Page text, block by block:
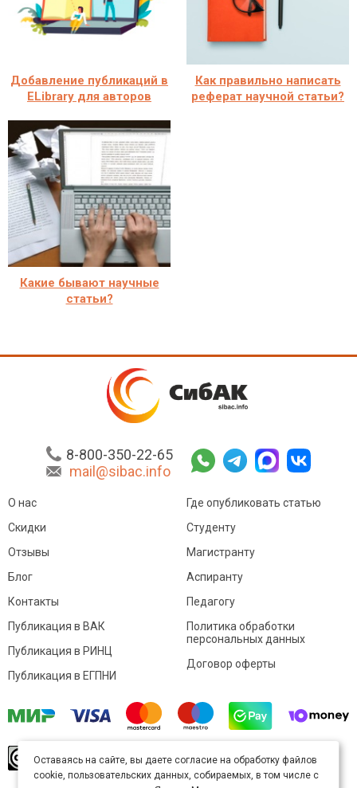
Добавление публикаций в
ELibrary для авторов
Как правильно написать
реферат научной статьи?
Какие бывают научные
статьи?
8-800-350-22-65
mail@sibac.info
О нас
Скидки
Отзывы
Блог
Контакты
Где опубликовать статью
Студенту
Магистранту
Аспиранту
Педагогу
Публикация в ВАК
Публикация в РИНЦ
Публикация в ЕГПНИ
Политика обработки
персональных данных
Договор оферты
произведение доступно полицензии Creative
Commons «Attribution» («Атрибуция») 4.0
Оставаясь на сайте, вы даете согласие на обработку файлов
cookie, пользовательских данных, собираемых, в том числе с